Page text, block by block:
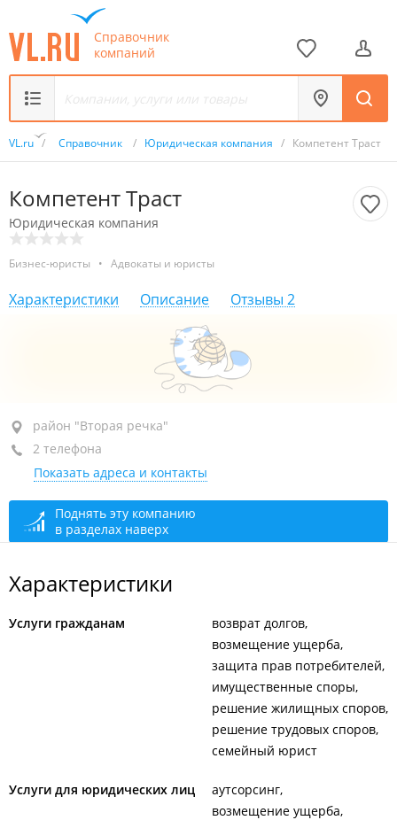
Справочник
компаний
VL.ru / Справочник / Юридическая компания / Компетент Траст
Компетент Траст
Юридическая компания
Бизнес-юристы • Адвокаты и юристы
Характеристики Описание Отзывы 2
район "Вторая речка", ул. Русская, 41А
3-й этаж, оф. 14
+7 (423) 292-02-86
+7 908 992-02-86
По предварительной записи открыто: 08:00–18:00
район "Вторая речка"
2 телефона
Показать адреса и контакты
Поднять эту компанию
в разделах наверх
Характеристики
Услуги гражданам
возврат долгов
возмещение ущерба
защита прав потребителей
имущественные споры
решение жилищных споров
решение трудовых споров
семейный юрист
Услуги для юридических лиц
аутсорсинг
возмещение ущерба